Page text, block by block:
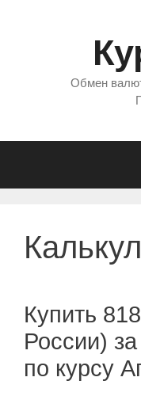
Обмен
Купить
России)
по курсу